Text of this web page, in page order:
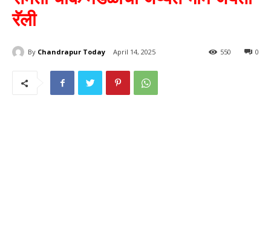
रॅली
By Chandrapur Today April 14, 2025 0
550